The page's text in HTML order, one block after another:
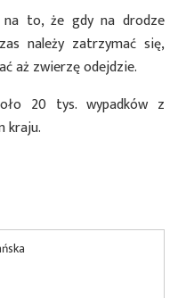
na to, że gdy na drodze
należy zatrzymać się,
aż zwierzę odejdzie.
20 tys. wypadków z
kraju.